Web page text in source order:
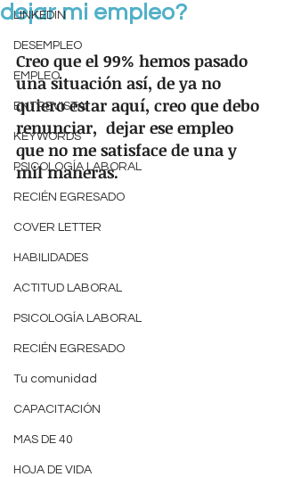
LINKEDIN
DESEMPLEO
EMPLEO
ENTREVISTA
KEYWORDS
PSICOLOGÍA LABORAL
RECIÉN EGRESADO
COVER LETTER
HABILIDADES
ACTITUD LABORAL
PSICOLOGÍA LABORAL
RECIÉN EGRESADO
Tu comunidad
CAPACITACIÓN
MAS DE 40
HOJA DE VIDA
dejar mi empleo?
Creo que el 99% hemos pasado
una situación así, de ya no
quiero estar aquí, creo que debo
renunciar,  dejar ese empleo
que no me satisface de una y
mil maneras.